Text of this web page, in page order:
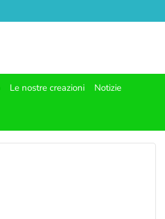
Le nostre creazioni Notizie